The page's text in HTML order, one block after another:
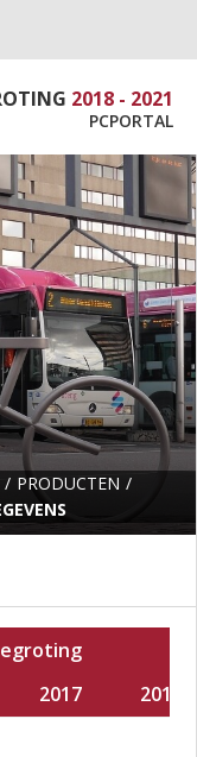
2018 - 2021
PCPORTAL
PRODUCTEN
2017
2018